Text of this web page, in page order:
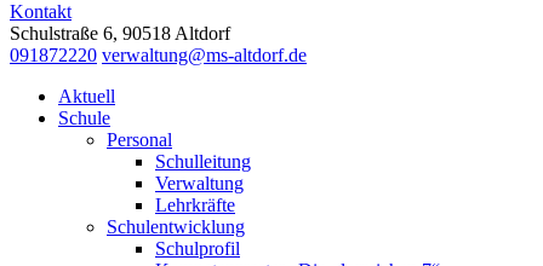
Kontakt
Schulstraße 6, 90518 Altdorf
091872220 verwaltung@ms-altdorf.de
Aktuell
Schule
Personal
Schulleitung
Verwaltung
Lehrkräfte
Schulentwicklung
Schulprofil